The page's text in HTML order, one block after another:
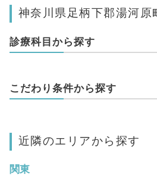
神奈川県足柄下郡湯河原
診療科目から探す
こだわり条件から探す
近隣のエリアから探す
関東